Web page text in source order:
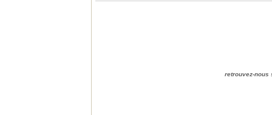
retrouvez-